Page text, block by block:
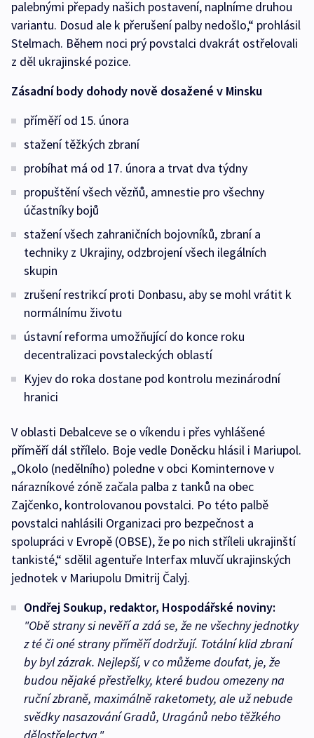
palebnými přepady našich postavení, naplníme druhou
variantu. Dosud ale k přerušení palby nedošlo,“ prohlásil
Stelmach. Během noci prý povstalci dvakrát ostřelovali
z děl ukrajinské pozice.
Zásadní body dohody nově dosažené v Minsku
příměří od 15. února
stažení těžkých zbraní
probíhat má od 17. února a trvat dva týdny
propuštění všech vězňů, amnestie pro všechny
účastníky bojů
stažení všech zahraničních bojovníků, zbraní a
techniky z Ukrajiny, odzbrojení všech ilegálních
skupin
zrušení restrikcí proti Donbasu, aby se mohl vrátit k
normálnímu životu
ústavní reforma umožňující do konce roku
decentralizaci povstaleckých oblastí
Kyjev do roka dostane pod kontrolu mezinárodní
hranici
V oblasti Debalceve se o víkendu i přes vyhlášené
příměří dál střílelo. Boje vedle Doněcku hlásil i Mariupol.
„Okolo (nedělního) poledne v obci Kominternove v
nárazníkové zóně začala palba z tanků na obec
Zajčenko, kontrolovanou povstalci. Po této palbě
povstalci nahlásili Organizaci pro bezpečnost a
spolupráci v Evropě (OBSE), že po nich stříleli ukrajinští
tankisté,“ sdělil agentuře Interfax mluvčí ukrajinských
jednotek v Mariupolu Dmitrij Čalyj.
Ondřej Soukup, redaktor, Hospodářské noviny:
"Obě strany si nevěří a zdá se, že ne všechny jednotky
z té či oné strany příměří dodržují. Totální klid zbraní
by byl zázrak. Nejlepší, v co můžeme doufat, je, že
budou nějaké přestřelky, které budou omezeny na
ruční zbraně, maximálně raketomety, ale už nebude
svědky nasazování Gradů, Uragánů nebo těžkého